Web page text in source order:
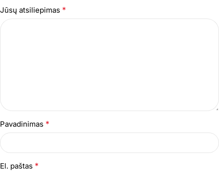
Jūsų atsiliepimas *
Pavadinimas *
El. paštas *